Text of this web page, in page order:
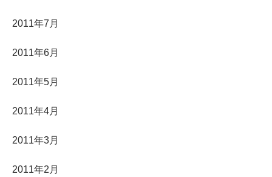
2011年7月
2011年6月
2011年5月
2011年4月
2011年3月
2011年2月